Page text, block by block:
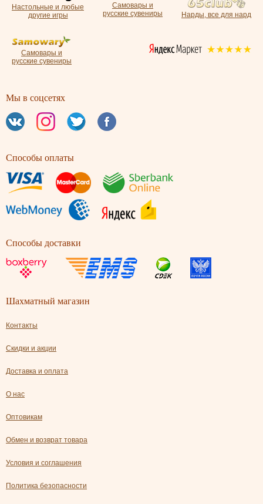
Настольные и любые
другие игры
Самовары и
русские сувениры
Нарды, все для нард
Самовары и
русские сувениры
Мы в соцсетях
Способы оплаты
Способы доставки
Шахматный магазин
Контакты
Скидки и акции
Доставка и оплата
О нас
Оптовикам
Обмен и возврат товара
Условия и соглашения
Политика безопасности